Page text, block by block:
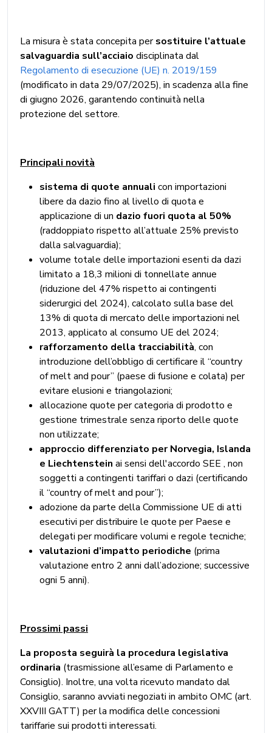
La misura è stata concepita persostituire l’attuale
salvaguardia sull’acciaio disciplinata dal
Regolamento di esecuzione (UE) n. 2019/159
(modificato in data 29/07/2025), in scadenza alla fine
di giugno 2026, garantendo continuità nella
protezione del settore.
Principali novità
sistema di quote annuali con importazioni
libere da dazio fino al livello di quota e
applicazione di un dazio fuori quota al 50%
(raddoppiato rispetto all’attuale 25% previsto
dalla salvaguardia);
volume totale delle importazioni esenti da dazi
limitato a 18,3 milioni di tonnellate annue
(riduzione del 47% rispetto ai contingenti
siderurgici del 2024), calcolato sulla base del
13% di quota di mercato delle importazioni nel
2013, applicato al consumo UE del 2024;
rafforzamento della tracciabilità, con
introduzione dell’obbligo di certificare il “country
of melt and pour” (paese di fusione e colata) per
evitare elusioni e triangolazioni;
allocazione quote per categoria di prodotto e
gestione trimestrale senza riporto delle quote
non utilizzate;
approccio differenziato per Norvegia, Islanda
e Liechtenstein ai sensi dell'accordo SEE , non
soggetti a contingenti tariffari o dazi (certificando
il “country of melt and pour”);
adozione da parte della Commissione UE di atti
esecutivi per distribuire le quote per Paese e
delegati per modificare volumi e regole tecniche;
valutazioni d’impatto periodiche (prima
valutazione entro 2 anni dall’adozione; successive
ogni 5 anni).
Prossimi passi
La proposta seguirà la procedura legislativa
ordinaria (trasmissione all’esame di Parlamento e
Consiglio). Inoltre, una volta ricevuto mandato dal
Consiglio, saranno avviati negoziati in ambito OMC (art.
XXVIII GATT) per la modifica delle concessioni
tariffarie sui prodotti interessati.